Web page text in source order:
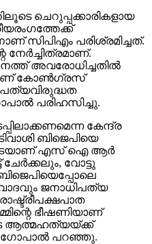
ചെറുപ്പക്കാരികളായ
സിപിഎം പരിശ്രമിച്ചത്.
നേര്‍ച്ചിത്രമാണ്.
അവരോധിച്ചതില്‍
കോണ്‍ഗ്രസ്
പരിഹസിച്ചു.
കേന്ദ്ര
ബിജെപിയെ
എസ് ഐ ആര്‍
ചേര്‍ക്കലും, വോട്ടു
ജനാധിപത്യ
ഭീഷണിയാണ്
ആത്മഹത്യയ്ക്ക്
പറഞ്ഞു.